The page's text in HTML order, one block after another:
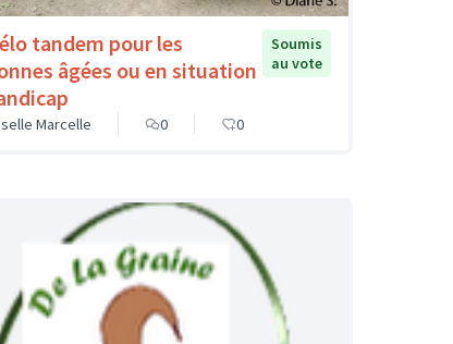
tandem pour les
âgées ou en situation
Soumis
au vote
selle Marcelle 0 0